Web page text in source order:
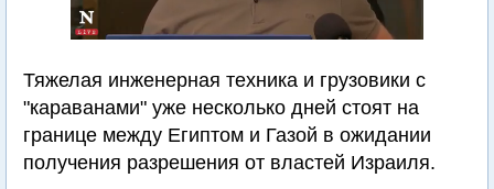
Тяжелая инженерная техника и грузовики с
"караванами" уже несколько дней стоят на
границе между Египтом и Газой в ожидании
получения разрешения от властей Израиля.